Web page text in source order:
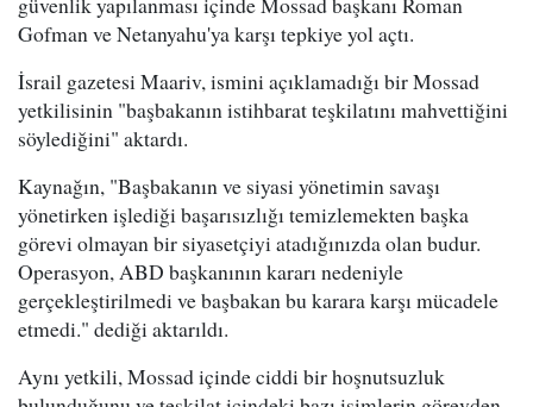
Gofman ve Netanyahu'ya karşı tepkiye yol açtı.
İsrail gazetesi Maariv, ismini açıklamadığı bir Mossad
yetkilisinin "başbakanın istihbarat teşkilatını mahvettiğini
söylediğini" aktardı.
Kaynağın, "Başbakanın ve siyasi yönetimin savaşı
yönetirken işlediği başarısızlığı temizlemekten başka
görevi olmayan bir siyasetçiyi atadığınızda olan budur.
Operasyon, ABD başkanının kararı nedeniyle
gerçekleştirilmedi ve başbakan bu karara karşı mücadele
etmedi." dediği aktarıldı.
Aynı yetkili, Mossad içinde ciddi bir hoşnutsuzluk